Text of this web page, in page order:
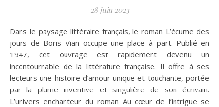
28 juin 2023
Dans le paysage littéraire français, le roman L’écume des
jours de Boris Vian occupe une place à part. Publié en
1947, cet ouvrage est rapidement devenu un
incontournable de la littérature française. Il offre à ses
lecteurs une histoire d’amour unique et touchante, portée
par la plume inventive et singulière de son écrivain.
L’univers enchanteur du roman Au cœur de l’intrigue se